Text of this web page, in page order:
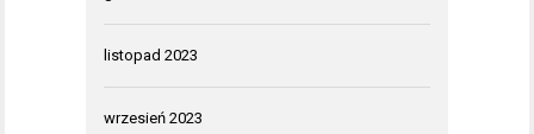
listopad 2023
wrzesień 2023